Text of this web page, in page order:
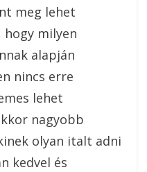
meg lehet
hogy milyen
alapján
nincs erre
lehet
nagyobb
olyan italt adni
kedvel és